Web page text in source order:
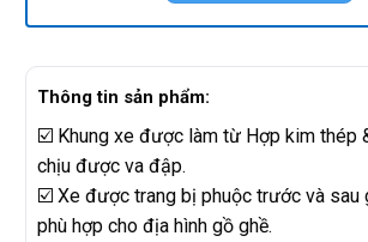
Thông tin sản phẩm:
☑️ Khung xe được làm từ Hợp kim thép
chịu được va đập.
☑️ Xe được trang bị phuộc trước và sau
phù hợp cho địa hình gồ ghề.